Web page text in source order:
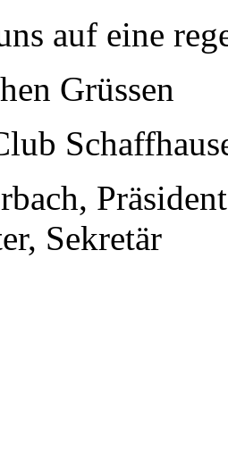
auf eine
Grüssen
Präsident
Sekretär